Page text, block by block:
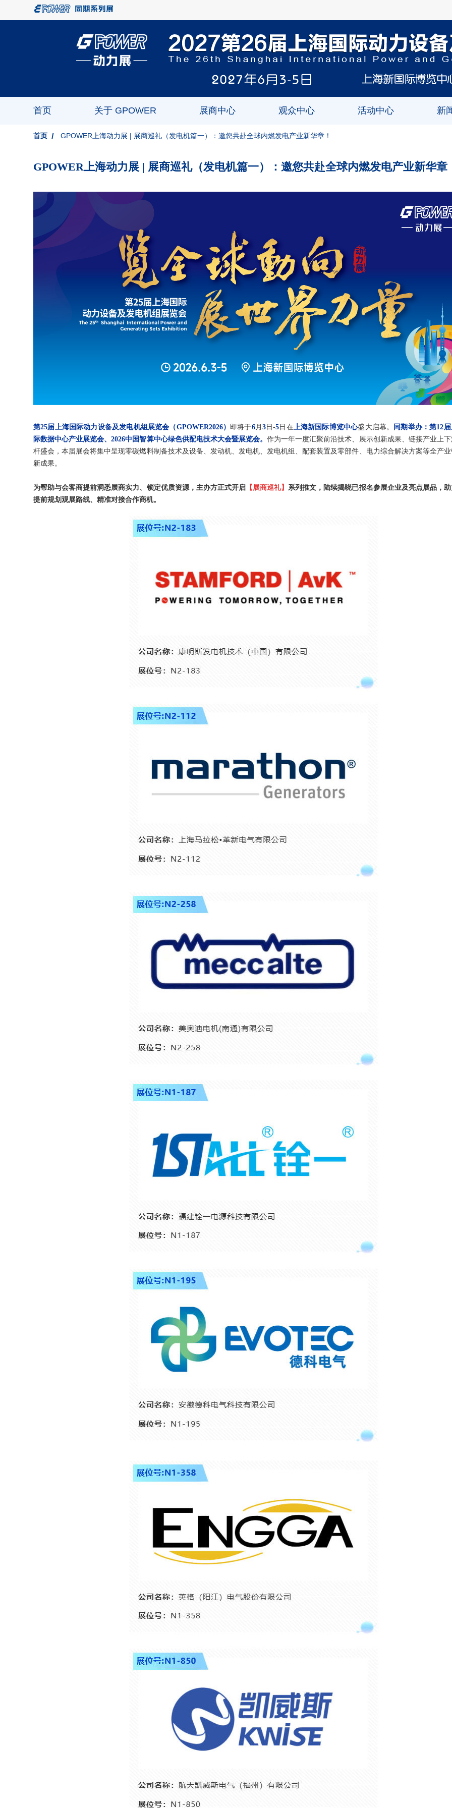
首页 关于 GPOWER 展商中心 观众中心 活动中心 新
首页 GPOWER上海动力展 | 展商巡礼（发电机篇一）：邀您共赴全球内燃发电产业新华章！
GPOWER上海动力展 | 展商巡礼（发电机篇一）：邀您共赴全球内燃发电产业新华章
第25届上海国际动力设备及发电机组展览会 （GPOWER2026） 即将于6月 3日-5 日在上海新国际博览中心盛大启幕。
同期举办：第12
际数据中心产业展览会、2026中国智算中心绿色供配电技术大会暨展览会。作为一年一度汇聚前沿技术、展示创新成果、链接产业上
杆盛会，本届展会将集中呈现零碳燃料制备技术及设备、发动机、发电机、发电机组、配套装置及零部件、电力综合解决方案等全产
新成果。
为帮助与会客商提前洞悉展商实力、锁定优质资源，主办方正式开启【展商巡礼】系列推文，陆续揭晓已报名参展企业及亮点展品，
提前规划观展路线、精准对接合作商机。